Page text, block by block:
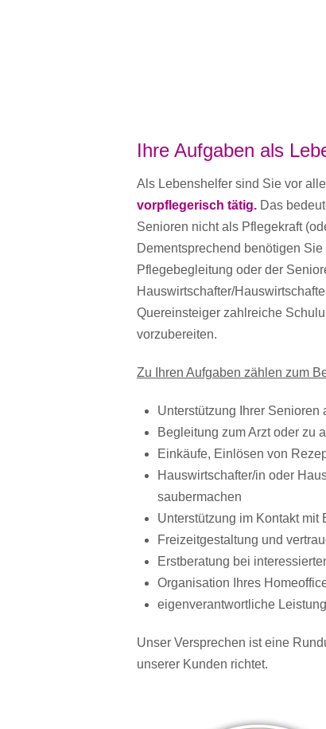
Ihre Aufgaben als
Als Lebenshelfer sind Sie vor
vorpflegerisch tätig. Das
Senioren nicht als Pflegekraft
Dementsprechend benötigen
Pflegebegleitung oder der
Hauswirtschafter/
Quereinsteiger zahlreiche
vorzubereiten.
Zu Ihren Aufgaben zählen zum
Unterstützung Ihrer
Begleitung zum Arzt oder zu
Einkäufe, Einlösen von
Hauswirtschafter/in oder
saubermachen
Unterstützung im Kontakt mit
Freizeitgestaltung und
Erstberatung bei
Organisation Ihres
eigenverantwortliche
Unser Versprechen ist eine
unserer Kunden richtet.